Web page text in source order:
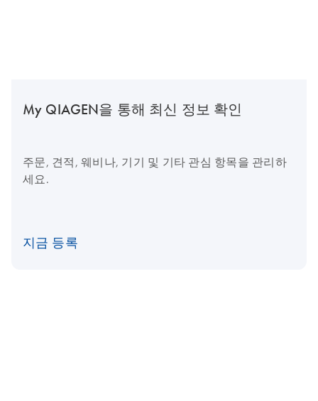
My QIAGEN을 통해 최신 정보 확인
주문, 견적, 웨비나, 기기 및 기타 관심 항목을 관리하
세요.
지금 등록